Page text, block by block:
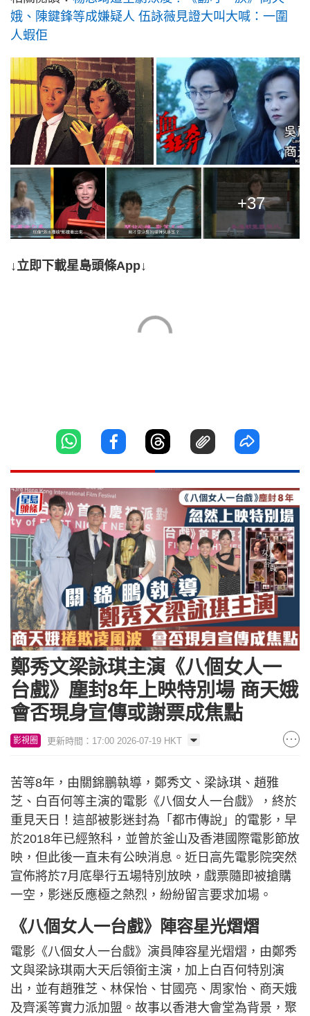
娥、陳鍵鋒等成嫌疑人 伍詠薇見證大叫大喊：一圍
人蝦佢
+37
↓立即下載星島頭條App↓
鄭秀文梁詠琪主演《八個女人一
台戲》塵封8年上映特別場 商天娥
會否現身宣傳或謝票成焦點
影視圈 更新時間：17:00 2026-07-19 HKT
苦等8年，由關錦鵬執導，鄭秀文、梁詠琪、趙雅
芝、白百何等主演的電影《八個女人一台戲》，終於
重見天日！這部被影迷封為「都市傳說」的電影，早
於2018年已經煞科，並曾於釜山及香港國際電影節放
映，但此後一直未有公映消息。近日高先電影院突然
宣佈將於7月底舉行五場特別放映，戲票隨即被搶購
一空，影迷反應極之熱烈，紛紛留言要求加場。
《八個女人一台戲》陣容星光熠熠
電影《八個女人一台戲》演員陣容星光熠熠，由鄭秀
文與梁詠琪兩大天后領銜主演，加上白百何特別演
出，並有趙雅芝、林保怡、甘國亮、周家怡、商天娥
及齊溪等實力派加盟。故事以香港大會堂為背景，聚